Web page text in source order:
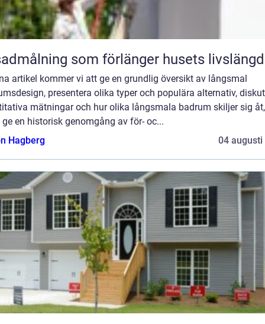
som förlänger husets livslängd
artikel kommer vi att ge en grundlig översikt av långsmal
presentera olika typer och populära alternativ,
mätningar och hur olika långsmala badrum skiljer sig åt,
en historisk genomgång av för- oc...
Hagberg
04 augusti